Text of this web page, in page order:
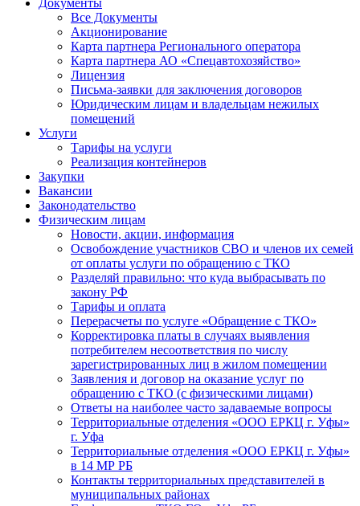
Все Документы
Акционирование
Карта партнера Регионального оператора
Карта партнера АО «Спецавтохозяйство»
Лицензия
Письма-заявки для заключения договоров
Юридическим лицам и владельцам нежилых
помещений
Услуги
Тарифы на услуги
Реализация контейнеров
Закупки
Вакансии
Законодательство
Физическим лицам
Новости, акции, информация
Освобождение участников СВО и членов их семей
от оплаты услуги по обращению с ТКО
Разделяй правильно: что куда выбрасывать по
закону РФ
Тарифы и оплата
Перерасчеты по услуге «Обращение с ТКО»
Корректировка платы в случаях выявления
потребителем несоответствия по числу
зарегистрированных лиц в жилом помещении
Заявления и договор на оказание услуг по
обращению с ТКО (с физическими лицами)
Ответы на наиболее часто задаваемые вопросы
Территориальные отделения «ООО ЕРКЦ г. Уфы»
г. Уфа
Территориальные отделения «ООО ЕРКЦ г. Уфы»
в 14 МР РБ
Контакты территориальных представителей в
муниципальных районах